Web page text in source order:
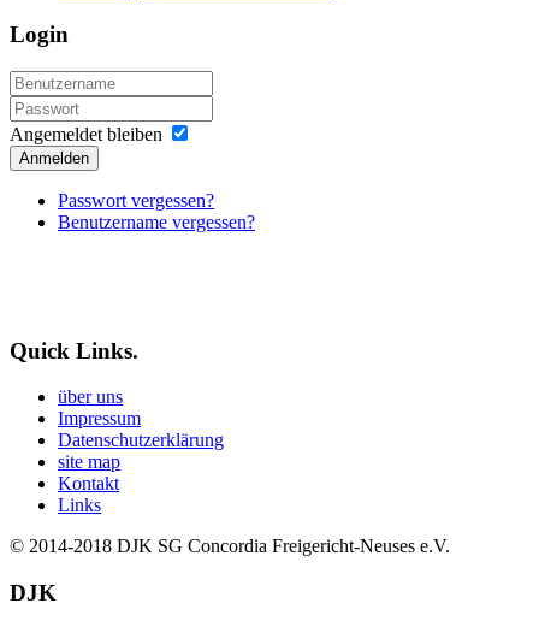
Login
Angemeldet bleiben
Anmelden
Passwort vergessen?
Benutzername vergessen?
Quick Links.
über uns
Impressum
Datenschutzerklärung
site map
Kontakt
Links
© 2014-2018 DJK SG Concordia Freigericht-Neuses e.V.
DJK